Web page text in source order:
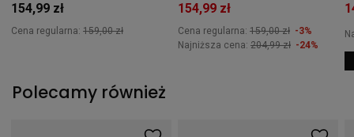
154,99 zł
Cena regularna: 159,00 zł
154,99 zł
Cena regularna: 159,00 zł -3%
Najniższa cena: 204,99 zł -24%
Polecamy również